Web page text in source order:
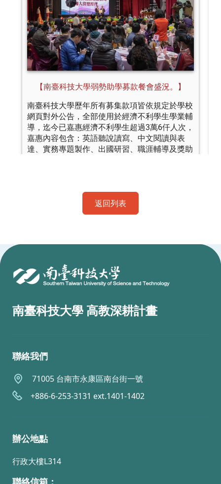
返回列表
南臺科技大學 高教深耕計畫
聯絡我們
71005 台南市永康區南台街一號
+886-6-253-3131 ext.1401-1402
辦公地點
行政大樓L314
聯絡信箱：